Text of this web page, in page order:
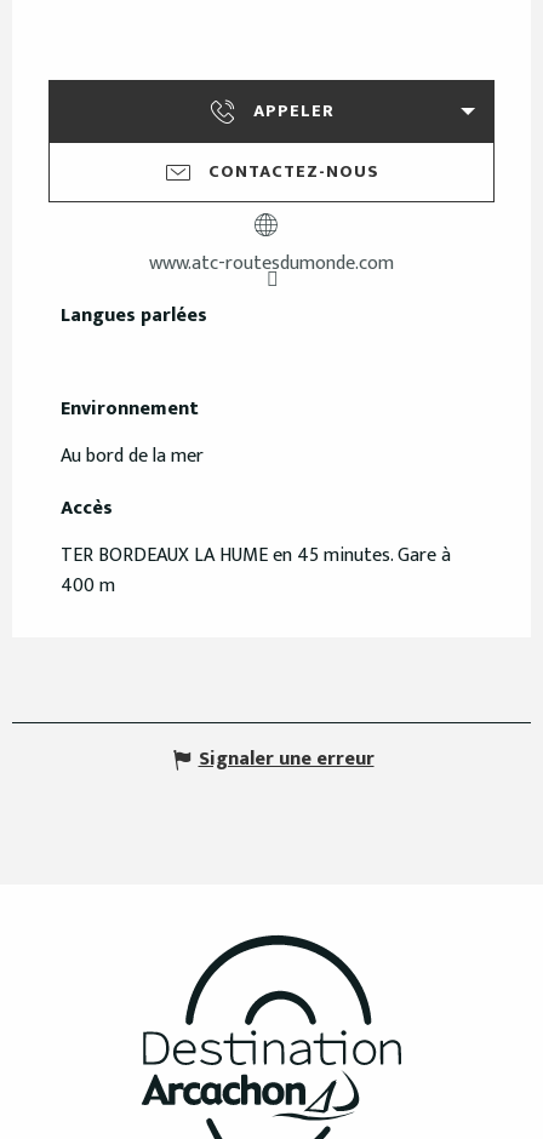
APPELER
CONTACTEZ-NOUS
www.atc-routesdumonde.com
Langues parlées
Langues parlées
Environnement
Environnement
Au bord de la mer
Accès
Accès
TER BORDEAUX LA HUME en 45 minutes. Gare à
400 m
Signaler une erreur